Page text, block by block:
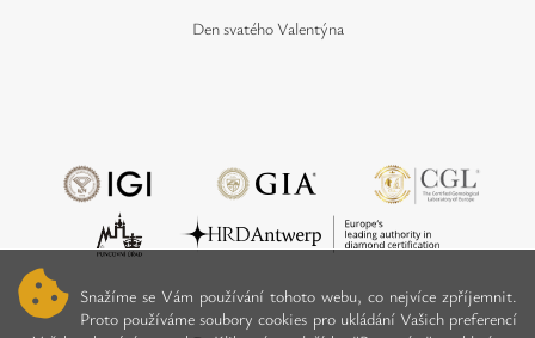
Snažíme se Vám používání tohoto webu, co nejvíce zpříjemnit.
Proto používáme soubory cookies pro ukládání Vašich preferencí
Den svatého Valentýna